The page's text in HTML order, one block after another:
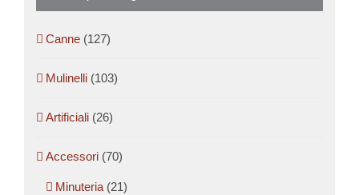
Canne (127)
Mulinelli (103)
Artificiali (26)
Accessori (70)
Minuteria (21)